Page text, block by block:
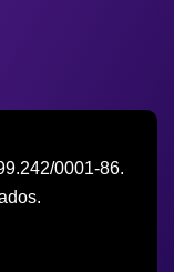
0001-86.